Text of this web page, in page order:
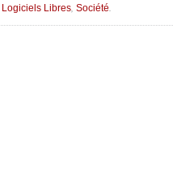
Logiciels Libres Société